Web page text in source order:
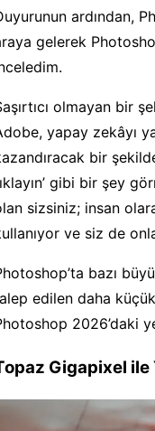
ardından,
gelerek
olmayan bir
yapay zekâyı
bir
gibi bir şey
sizsiniz; insan
ve siz de
bazı
edilen daha
2026’daki
Gigapixel